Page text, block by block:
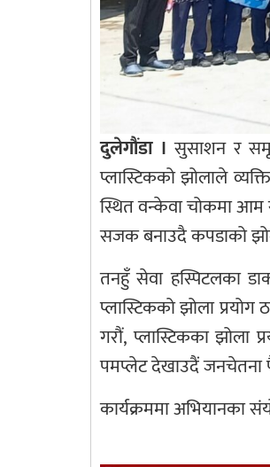
दुलेगौंडा । सुसाशन र
प्लास्टिकको झोलाले
स्थित वन्केवा चोकमा आम
सजक बनाउदै कपडाको
तनहुँ सेवा हस्पिटलका
प्लास्टिकको झोला
गरौं, प्लास्टिकका झोला
पमप्लेट देखाउदैं जनचेतना
कार्यक्रममा अभियानका